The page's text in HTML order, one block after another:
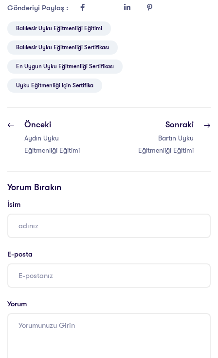
Gönderiyi Paylaş :
Balıkesir Uyku Eğitmenliği Eğitimi
Balıkesir Uyku Eğitmenliği Sertifikası
En Uygun Uyku Eğitmenliği Sertifikası
Uyku Eğitmenliği Için Sertifika
Önceki
Aydın Uyku
Eğitmenliği Eğitimi
Sonraki
Bartın Uyku
Eğitmenliği Eğitimi
Yorum Bırakın
İsim
E-posta
Yorum